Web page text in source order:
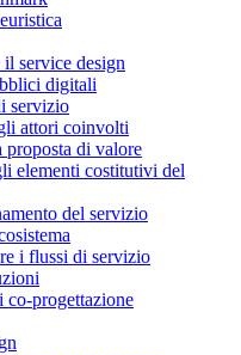
service design
digitali
servizio
attori coinvolti
proposta di valore
elementi costitutivi del
del servizio
i flussi di servizio
co-progettazione